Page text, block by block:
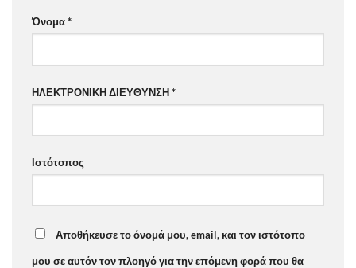
Όνομα*
ΗΛΕΚΤΡΟΝΙΚΗ ΔΙΕΥΘΥΝΣΗ*
Ιστότοπος
Αποθήκευσε το όνομά μου, email, και τον ιστότοπο
μου σε αυτόν τον πλοηγό για την επόμενη φορά που θα